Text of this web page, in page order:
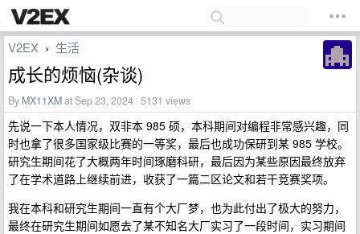
V2EX › 生活
成长的烦恼(杂谈)
By MX11XMat Sep 23, 2024 · 5131 views
先说一下本人情况，双非本 985 硕，本科期间对编程非常感兴趣，同
时也拿了很多国家级比赛的一等奖，最后也成功保研到某 985 学校。
研究生期间花了大概两年时间琢磨科研，最后因为某些原因最终放弃
了在学术道路上继续前进，收获了一篇二区论文和若干竞赛奖项。
我在本科和研究生期间一直有个大厂梦，也为此付出了极大的努力，
最终在研究生期间如愿去了某不知名大厂实习了一段时间，实习期间